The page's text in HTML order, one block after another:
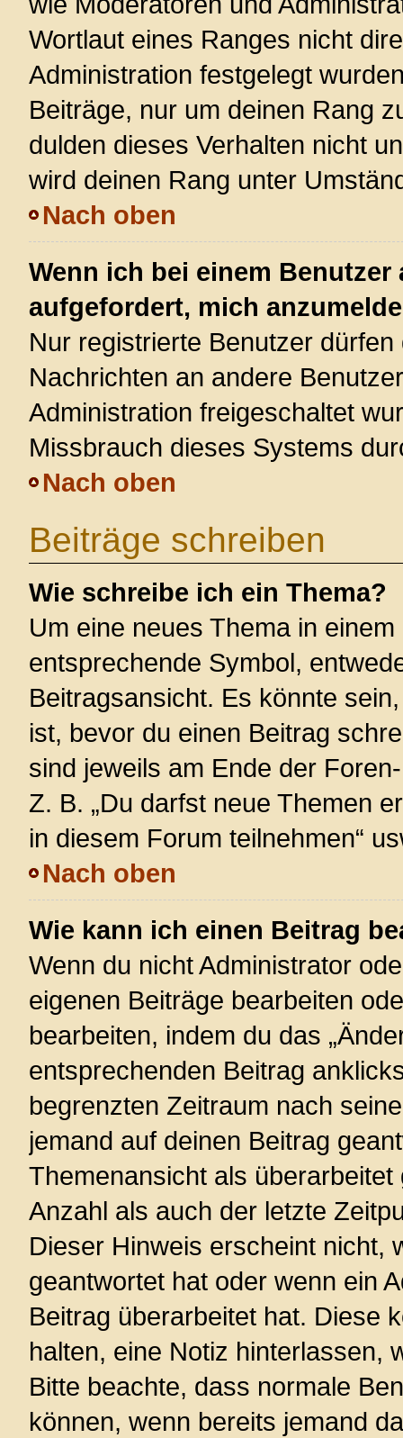
Wortlaut eines Ranges nicht
Administration festgelegt
Beiträge, nur um deinen Rang
dulden dieses Verhalten nicht
wird deinen Rang unter
Nach oben
Wenn ich bei einem
aufgefordert, mich
Nur registrierte Benutzer
Nachrichten an andere
Administration freigeschaltet
Missbrauch dieses Systems
Nach oben
Beiträge schreiben
Wie schreibe ich ein Thema?
Um eine neues Thema in
entsprechende Symbol,
Beitragsansicht. Es könnte
ist, bevor du einen Beitrag
sind jeweils am Ende der
Z. B. „Du darfst neue Themen
in diesem Forum teilnehmen“
Nach oben
Wie kann ich einen Beitrag
Wenn du nicht Administrator
eigenen Beiträge bearbeiten
bearbeiten, indem du das
entsprechenden Beitrag
begrenzten Zeitraum nach
jemand auf deinen Beitrag
Themenansicht als
Anzahl als auch der letzte
Dieser Hinweis erscheint nicht,
geantwortet hat oder wenn ein
Beitrag überarbeitet hat. Diese
halten, eine Notiz hinterlassen,
Bitte beachte, dass normale
können, wenn bereits jemand